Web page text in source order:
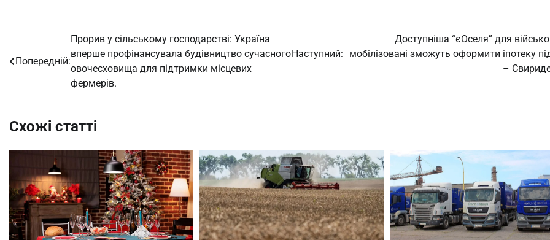
Навігація
записів
Попередній:
Прорив у сільському господарстві: Україна
вперше профінансувала будівництво сучасного
овочесховища для підтримки місцевих
фермерів.
Наступний:
Доступніша “єОселя” для
мобілізовані зможуть оформити іпотеку
–
Схожі статті